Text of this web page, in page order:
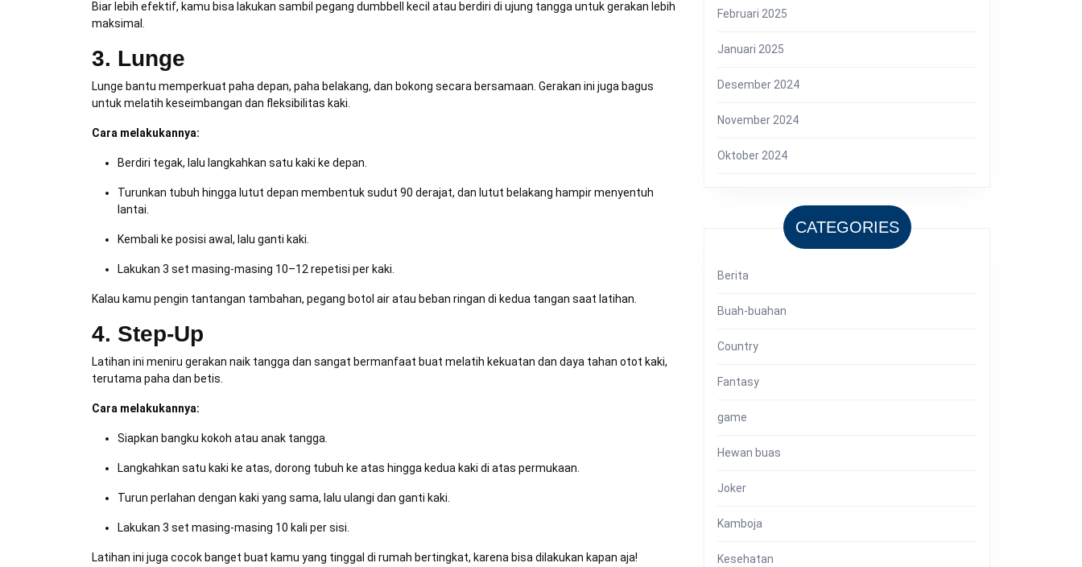
Biar lebih efektif, kamu bisa lakukan sambil pegang dumbbell kecil atau berdiri di ujung tangga untuk gerakan lebih
maksimal.
3. Lunge
Lunge bantu memperkuat paha depan, paha belakang, dan bokong secara bersamaan. Gerakan ini juga bagus
untuk melatih keseimbangan dan fleksibilitas kaki.
Cara melakukannya:
Berdiri tegak, lalu langkahkan satu kaki ke depan.
Turunkan tubuh hingga lutut depan membentuk sudut 90 derajat, dan lutut belakang hampir menyentuh
lantai.
Kembali ke posisi awal, lalu ganti kaki.
Lakukan 3 set masing-masing 10–12 repetisi per kaki.
Kalau kamu pengin tantangan tambahan, pegang botol air atau beban ringan di kedua tangan saat latihan.
4. Step-Up
Latihan ini meniru gerakan naik tangga dan sangat bermanfaat buat melatih kekuatan dan daya tahan otot kaki,
terutama paha dan betis.
Cara melakukannya:
Siapkan bangku kokoh atau anak tangga.
Langkahkan satu kaki ke atas, dorong tubuh ke atas hingga kedua kaki di atas permukaan.
Turun perlahan dengan kaki yang sama, lalu ulangi dan ganti kaki.
Lakukan 3 set masing-masing 10 kali per sisi.
Latihan ini juga cocok banget buat kamu yang tinggal di rumah bertingkat, karena bisa dilakukan kapan aja!
Februari 2025
Januari 2025
Desember 2024
November 2024
Oktober 2024
CATEGORIES
Berita
Buah-buahan
Country
Fantasy
game
Hewan buas
Joker
Kamboja
Kesehatan